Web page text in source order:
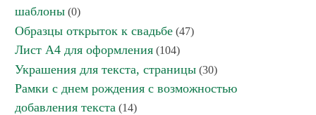
шаблоны (0)
Образцы открыток к свадьбе (47)
Лист А4 для оформления (104)
Украшения для текста, страницы (30)
Рамки с днем рождения с возможностью
добавления текста (14)